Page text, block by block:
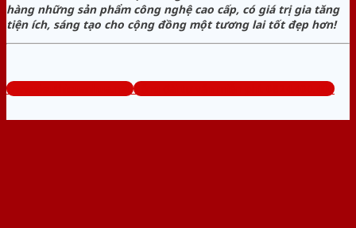
hàng những sản phẩm công nghệ cao cấp, có giá trị gia tăng
tiện ích, sáng tạo cho cộng đồng một tương lai tốt đẹp hơn!
www.sieuthicuanhua.net Tổng đài tư vấn miễn phí: 0824.400.400